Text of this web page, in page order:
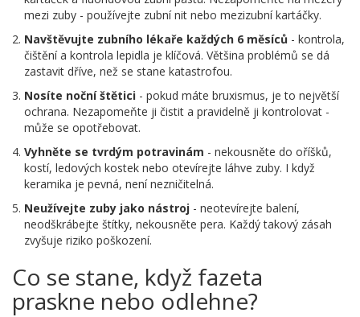
mezi zuby - používejte zubní nit nebo mezizubní kartáčky.
Navštěvujte zubního lékaře každých 6 měsíců - kontrola,
čištění a kontrola lepidla je klíčová. Většina problémů se dá
zastavit dříve, než se stane katastrofou.
Nosíte noční štětici - pokud máte bruxismus, je to největší
ochrana. Nezapomeňte ji čistit a pravidelně ji kontrolovat -
může se opotřebovat.
Vyhněte se tvrdým potravinám - nekousněte do oříšků,
kostí, ledových kostek nebo otevírejte láhve zuby. I když
keramika je pevná, není nezničitelná.
Neužívejte zuby jako nástroj - neotevírejte balení,
neodškrábejte štítky, nekousněte pera. Každý takový zásah
zvyšuje riziko poškození.
Co se stane, když fazeta
praskne nebo odlehne?